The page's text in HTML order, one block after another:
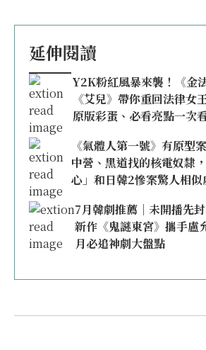
延伸閱讀
Y2K粉紅風暴來襲！《金
《艾兒》帶你重回法律女
原版彩蛋、必看亮點一次
《氣體人第一號》有原型
中營、黑道找的核電奴隸
心」和日韓2慘案驚人相似
7月韓劇推薦｜未開播先
新作《鬼謎東宮》攜手盧
月必追神劇大盤點